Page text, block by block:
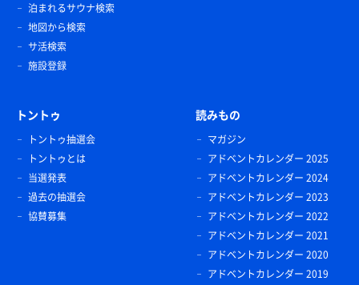
泊まれるサウナ検索
地図から検索
サ活検索
施設登録
トントゥ
トントゥ抽選会
トントゥとは
当選発表
過去の抽選会
協賛募集
読みもの
マガジン
アドベントカレンダー 2025
アドベントカレンダー 2024
アドベントカレンダー 2023
アドベントカレンダー 2022
アドベントカレンダー 2021
アドベントカレンダー 2020
アドベントカレンダー 2019